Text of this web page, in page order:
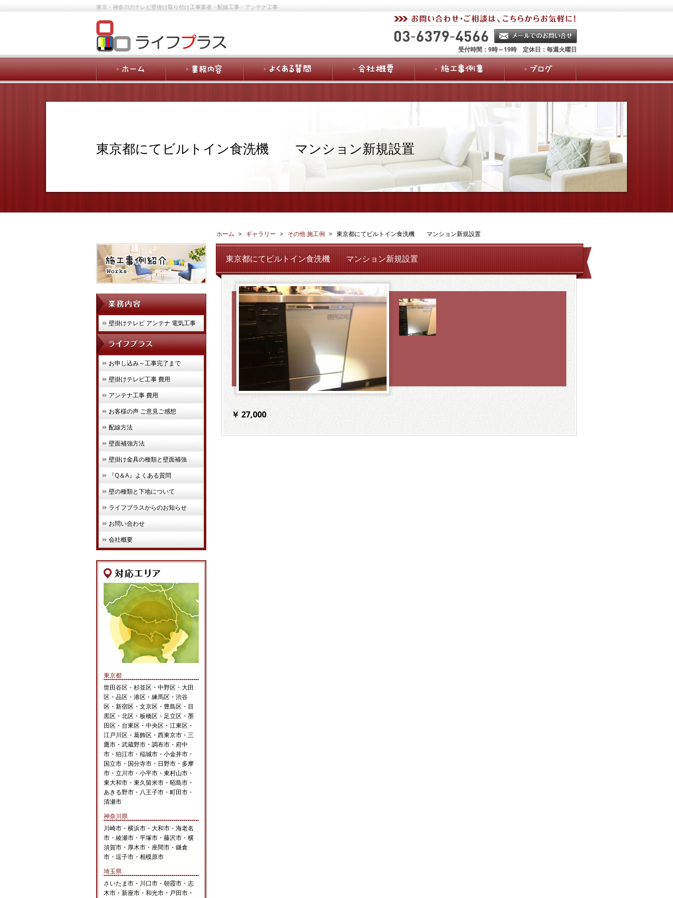
東京・神奈川のテレビ壁掛け取り付け工事業者・配線工事・アンテナ工事
受付時間：9時～19時 定休日：毎週火曜日
東京都にてビルトイン食洗機 マンション新規設置
ホーム ギャラリー その他 施工例 東京都にてビルトイン食洗機 マンション新規設置
東京都にてビルトイン食洗機 マンション新規設置
￥ 27,000
壁掛けテレビ アンテナ 電気工事
お申し込み～工事完了まで
壁掛けテレビ工事 費用
アンテナ工事 費用
お客様の声 ご意見ご感想
配線方法
壁面補強方法
壁掛け金具の種類と壁面補強
『Q＆A』よくある質問
壁の種類と下地について
ライフプラスからのお知らせ
お問い合わせ
会社概要
東京都
世田谷区・杉並区・中野区・大田
区・品区・港区・練馬区・渋谷
区・新宿区・文京区・豊島区・目
黒区・北区・板橋区・足立区・墨
田区・台東区・中央区・江東区・
江戸川区・葛飾区・西東京市・三
鷹市・武蔵野市・調布市・府中
市・狛江市・稲城市・小金井市・
国立市・国分寺市・日野市・多摩
市・立川市・小平市・東村山市・
東大和市・東久留米市・昭島市・
あきる野市・八王子市・町田市・
清瀬市
神奈川県
川崎市・横浜市・大和市・海老名
市・綾瀬市・平塚市・藤沢市・横
須賀市・厚木市・座間市・鎌倉
市・逗子市・相模原市
埼玉県
さいたま市・川口市・朝霞市・志
木市・新座市・和光市・戸田市・